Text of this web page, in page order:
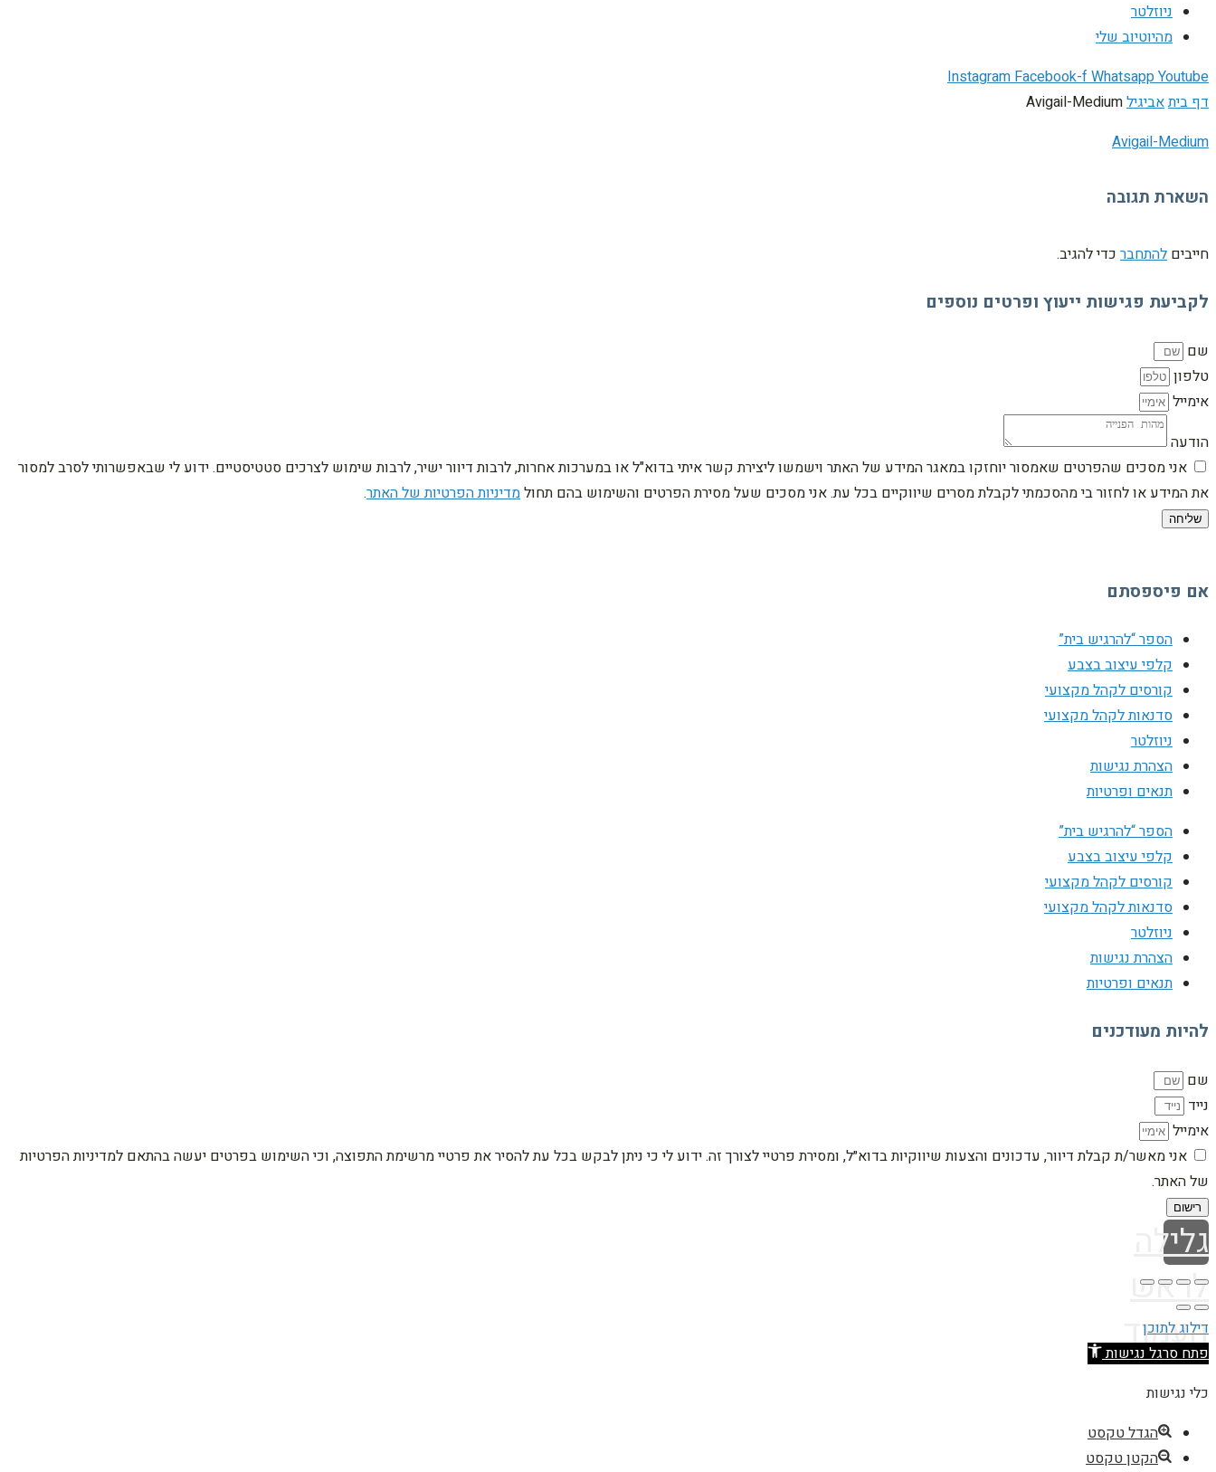
ניוזלטר
מהיוטיוב שלי
InstagramFacebook-fWhatsappYoutube
דף ביתאביגילAvigail-Medium
Avigail-Medium
השארת תגובה
חייבים להתחבר כדי להגיב.
לקביעת פגישות ייעוץ ופרטים נוספים
שם
טלפון
אימייל
הודעה
אני מסכים שהפרטים שאמסור יוחזקו במאגר המידע של האתר וישמשו ליצירת קשר איתי בדוא"ל או במערכות אחרות, לרבות דיוור ישיר, לרבות שימוש לצרכים סטטיסטיים. ידוע לי שבאפשרותי לסרב למסור
את המידע או לחזור בי מהסכמתי לקבלת מסרים שיווקיים בכל עת. אני מסכים שעל מסירת הפרטים והשימוש בהם תחולמדיניות הפרטיות של האתר.
שליחה
אם פיספסתם
הספר “להרגיש בית”
קלפי עיצוב בצבע
קורסים לקהל מקצועי
סדנאות לקהל מקצועי
ניוזלטר
הצהרת נגישות
תנאים ופרטיות
הספר “להרגיש בית”
קלפי עיצוב בצבע
קורסים לקהל מקצועי
סדנאות לקהל מקצועי
ניוזלטר
הצהרת נגישות
תנאים ופרטיות
להיות מעודכנים
שם
נייד
אימייל
אני מאשר/ת קבלת דיוור, עדכונים והצעות שיווקיות בדוא״ל, ומסירת פרטיי לצורך זה. ידוע לי כי ניתן לבקש בכל עת להסיר את פרטיי מרשימת התפוצה, וכי השימוש בפרטים יעשה בהתאם למדיניות הפרטיות
של האתר.
רישום
גלילה
לראש
העמוד
דילוג לתוכן
פתח סרגל נגישות
כלי נגישות
הגדל טקסט
הקטן טקסט